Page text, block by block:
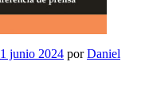
1 junio 2024 porDaniel